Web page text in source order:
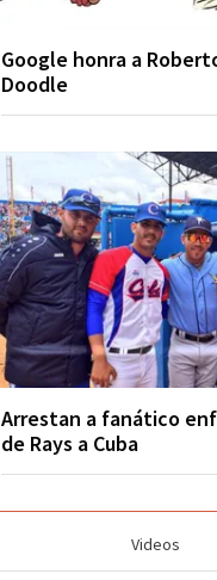
Google honra a
Doodle
Arrestan a fanático
de Rays a Cuba
Videos